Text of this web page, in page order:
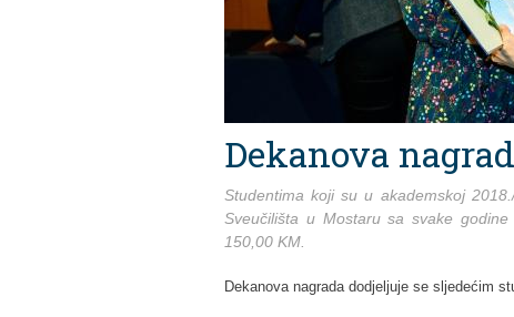
Dekanova
Studentima koji su u akademskoj
Sveučilišta u Mostaru sa svake
150,00 KM.
Dekanova nagrada dodjeljuje se sljedećim